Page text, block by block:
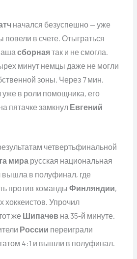
начался безуспешно — уже
повели в счете. Отыграться
сборнаятак и не смогла.
минут немцы даже не могли
зоны. Через 7 мин.
уже в роли помощника, его
пятачке замкнул Евгений
четвертьфинальной
мирарусская национальная
вышла в полуфинал, где
против команды Финляндии,
хоккеистов. Упрочил
же Шипачев на 35-й минуте.
России переиграли
4:1 и вышли в полуфинал.